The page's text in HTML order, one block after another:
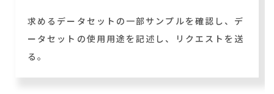
求めるデータセットの一部サンプルを確認し、デ
ータセットの使用用途を記述し、リクエストを送
る。